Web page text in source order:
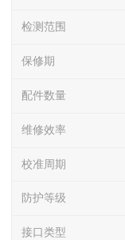
检测范围
保修期
配件数量
维修效率
校准周期
防护等级
接口类型